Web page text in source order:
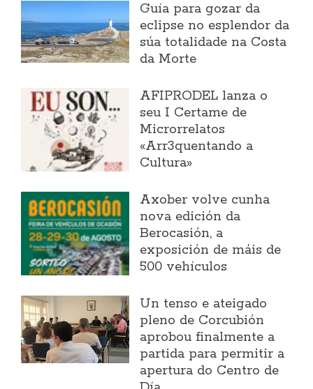
Guía para gozar da
eclipse no esplendor da
súa totalidade na Costa
da Morte
AFIPRODEL lanza o
seu I Certame de
Microrrelatos
«Arr3quentando a
Cultura»
Axober volve cunha
nova edición da
Berocasión, a
exposición de máis de
500 vehículos
Un tenso e ateigado
pleno de Corcubión
aprobou finalmente a
partida para permitir a
apertura do Centro de